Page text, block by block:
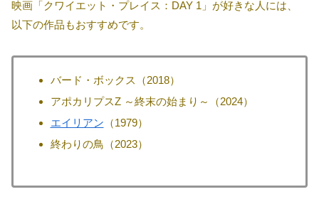
映画「クワイエット・プレイス：DAY 1」が好きな人には、
以下の作品もおすすめです。
バード・ボックス（2018）
アポカリプスZ ～終末の始まり～（2024）
エイリアン （1979）
終わりの鳥（2023）